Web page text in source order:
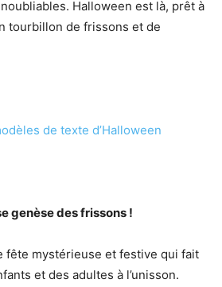
Halloween est là, prêt à
tourbillon de frissons et de
de texte d’Halloween
genèse des frissons !
fête mystérieuse et festive qui fait
et des adultes à l’unisson.